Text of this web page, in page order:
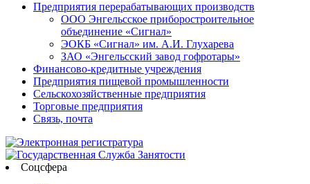
Предприятия перерабатывающих производств
ООО Энгельсское приборостроительное
объединение «Сигнал»
ЭОКБ «Сигнал» им. А.И. Глухарева
ЗАО «Энгельсский завод гофротары»
Финансово-кредитные учреждения
Предприятия пищевой промышленности
Сельскохозяйственные предприятия
Торговые предприятия
Связь, почта
Соцсфера